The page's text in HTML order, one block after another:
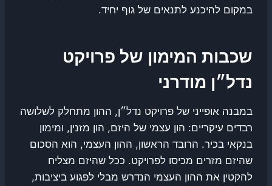
במקום להיכנע לתנאים של גוף יחיד.
שכבות המימון של פרויקט
נדל״ן מודרני
במבנה אופייני של פרויקט נדל״ן, ההון מתחלק לשלושה
רבדים עיקריים: הון עצמי של היזם, הון מזנין, ומימון
בנקאי בכיר. הרובד הראשון, ההון העצמי, הוא הסכום
שהיזם מזרים מכיסו לפרויקט. ככל שהיזם מצליח
להקטין את ההון העצמי הנדרש מבלי לפגוע ביציבות,